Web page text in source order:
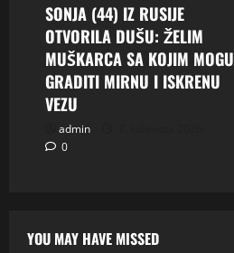
SONJA (44) IZ RUSIJE
OTVORILA DUŠU: ŽELIM
MUŠKARCA SA KOJIM MOGU
GRADITI MIRNU I ISKRENU
VEZU
admin
0
YOU MAY HAVE MISSED